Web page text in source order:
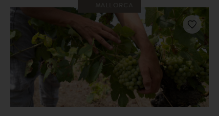
MALLORCA